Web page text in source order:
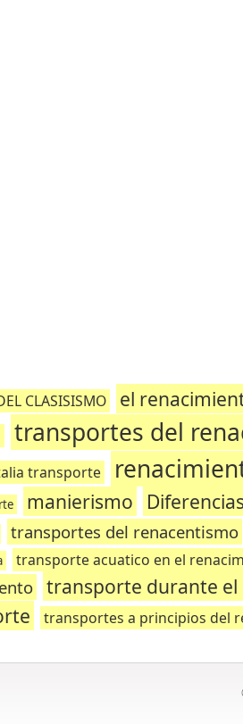
CLASISISMO el
transportes del
transporte
manierismo
transportes del renacentismo
transporte acuatico en el
transporte durante
transportes a principios del